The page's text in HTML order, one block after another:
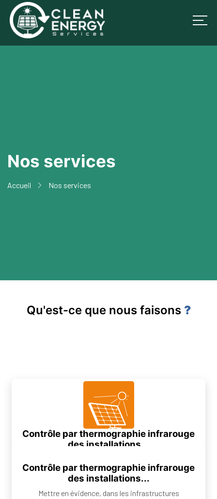
Nos services
Accueil Nos services
Qu'est-ce que nous faisons ?
Contrôle par thermographie infrarouge
des installations...
en charge, des échauffements pouv...
Contrôle par thermographie infrarouge
des installations...
Mettre en évidence, dans les infrastructures